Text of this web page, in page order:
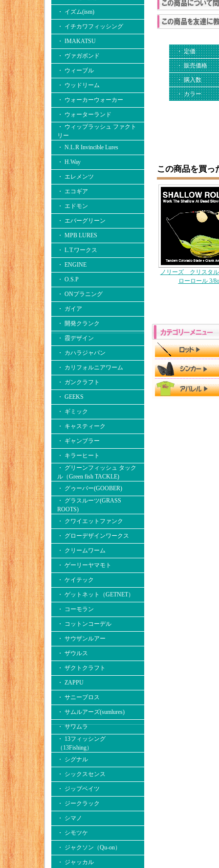
・ イズム(ism)
・ イチカワフィッシング
・ IMAKATSU
・ ヴァガボンド
・ ウィーブル
・ ウッドリーム
・ ウォーカーウォーカー
・ ウォーターランド
・ ウィップラッシュ ファクト
リー
・ N.L.R Invincible Lures
・ H.Way
・ エレメンツ
・ エコギア
・ エドモン
・ エバーグリーン
・ MPB LURES
・ L.T.ワークス
・ ENGINE
・ O.S.P
・ ONプラニング
・ ガイア
・ 開発クランク
・ 霞デザイン
・ カハラジャパン
・ カリフォルニアワーム
・ ガンクラフト
・ GEEKS
・ ギミック
・ キャスティーク
・ ギャンブラー
・ キラーヒート
・ グリーンフィッシュ タック
ル（Green fish TACKLE)
・ グゥーバー(GOOBER)
・ グラスルーツ(GRASS
ROOTS)
・ クワイエットファンク
・ グローデザインワークス
・ クリームワーム
・ ゲーリーヤマモト
・ ケイテック
・ ゲットネット（GETNET）
・ コーモラン
・ コットンコーデル
・ サウザンルアー
・ ザウルス
・ ザクトクラフト
・ ZAPPU
・ サニーブロス
・ サムルアーズ(sumlures)
・ サワムラ
・ 13フィッシング
（13Fishing）
・ シグナル
・ シックスセンス
・ ジップベイツ
・ ジークラック
・ シマノ
・ シモツケ
・ ジャクソン（Qu-on）
・ ジャッカル
・ 定価
・ 販売価格
・ 購入数
・ カラー
この商品を買っ
ノリーズ クリスタ
ローロール 3/